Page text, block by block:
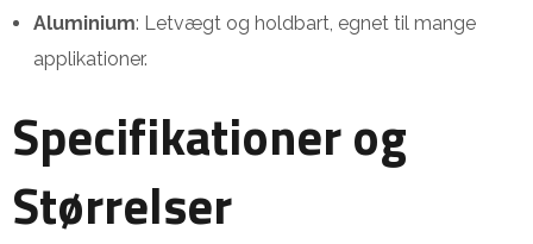
Aluminium: Letvægt og holdbart, egnet til mange
applikationer.
Specifikationer og
Størrelser